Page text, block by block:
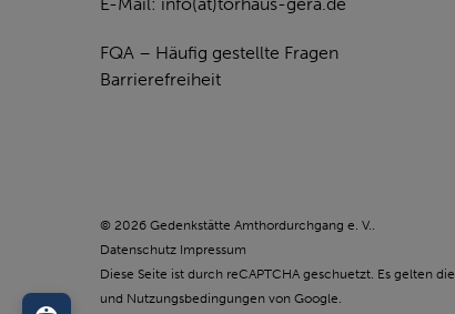
FQA – Häufig gestellte Fragen
Barrierefreiheit
© 2026 Gedenkstätte Amthordurchgang e. V..
Datenschutz Impressum
Diese Seite ist durch reCAPTCHA geschuetzt. Es gelten die
und Nutzungsbedingungen von Google.